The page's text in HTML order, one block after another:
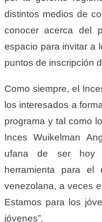
distintos medios de
conocer acerca del
espacio para invitar a
puntos de inscripción
Como siempre, el
los interesados a
programa y tal como
Inces Wuikelman
ufana de ser hoy
herramienta para el
venezolana, a veces
Estamos para los
jóvenes”.